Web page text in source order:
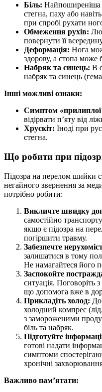
Біль: Найпоширеніша
стегна, паху або
при спробі рухати
Обмеження рухів:
повернути її
Деформація: Нога
здорову, а стопа може
Набряк та синець: В
набряк та синець
Інші можливі ознаки:
Симптом «прилиплої
відірвати п’яту від
Хрускіт: Іноді при
стегна.
Що робити при
Підозра на перелом шийки
негайного звернення за
потрібно робити:
Викличте швидку
самостійно
якщо є підозра на
погіршити травму.
Забезпечте
залишатися в тому
Не намагайтеся його
Заспокойте
ситуація. Поговоріть
що допомога вже в
Прикладіть холод:
холодний компрес
з замороженими
біль та набряк.
Підготуйте
готові надати
симптоми
хронічні
Важливо пам’ятати: